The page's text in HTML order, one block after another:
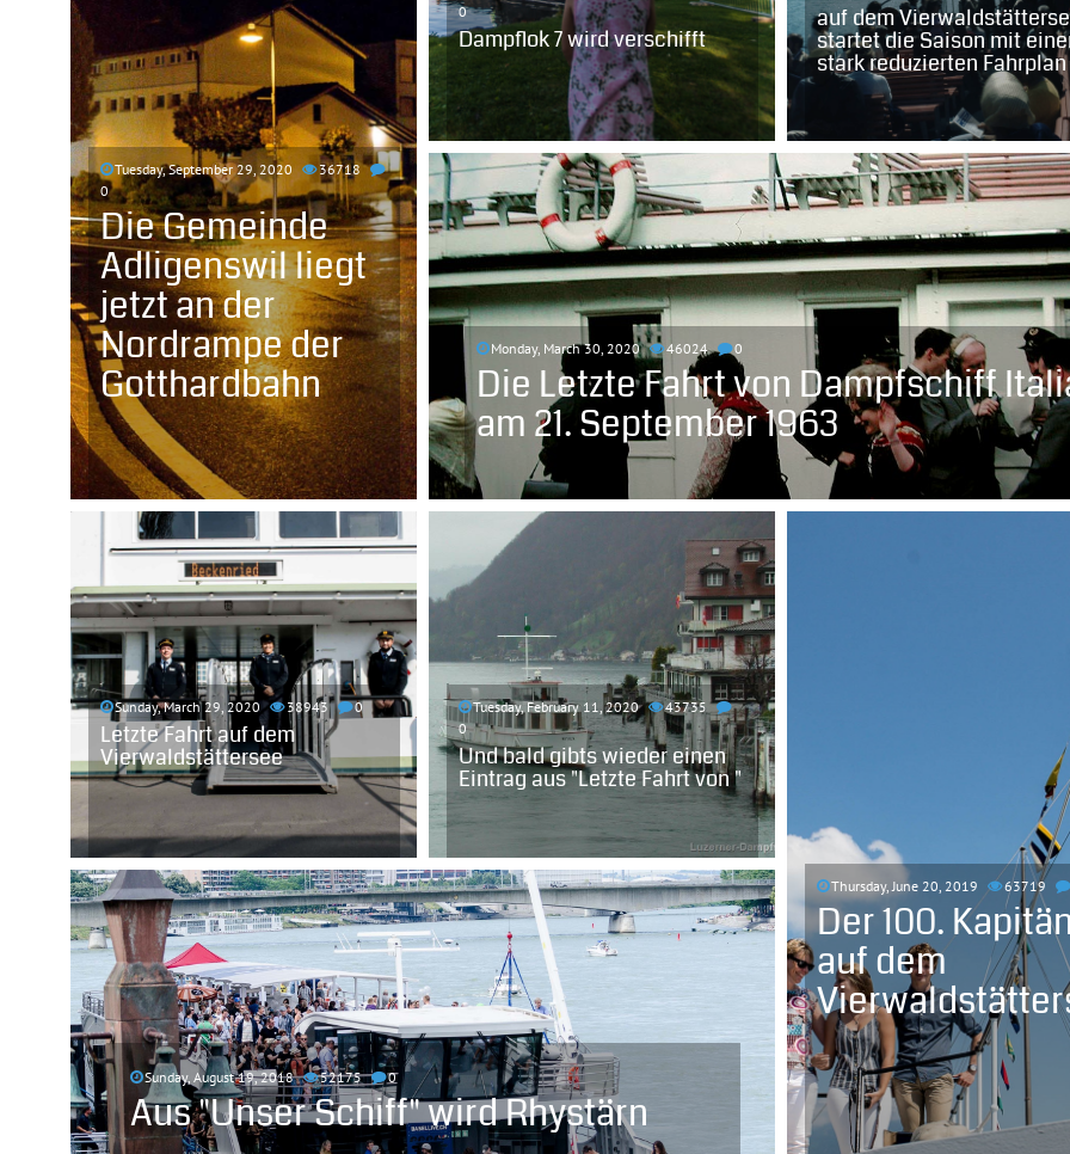
Tuesday, September 29, 2020
36718
0
Die Gemeinde
Adligenswil liegt
jetzt an der
Nordrampe der
Gotthardbahn
0
Dampflok 7 wird verschifft
auf dem
startet die Saison mit
stark reduzierten Fahrplan
Monday, March 30, 2020 46024 0
Die Letzte Fahrt von Dampfschiff
am 21. September 1963
Sunday, March 29, 2020 38943 0
Letzte Fahrt auf dem
Vierwaldstättersee
Tuesday, February 11, 2020
43735
0
Und bald gibts wieder einen
Eintrag aus "Letzte Fahrt von "
Thursday, June 20, 2019 63719
Der 100.
auf dem
Sunday, August 19, 2018 52175 0
Aus "Unser Schiff" wird Rhystärn